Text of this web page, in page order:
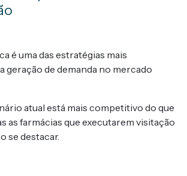
é uma das estratégias mais
geração de demanda no mercado
atual está mais competitivo do que
as farmácias que executarem visitação
se destacar.